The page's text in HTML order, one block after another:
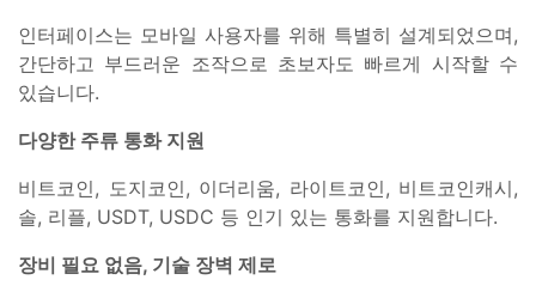
인터페이스는 모바일 사용자를 위해 특별히 설계되었으며,
간단하고 부드러운 조작으로 초보자도 빠르게 시작할 수
있습니다.
다양한 주류 통화 지원
비트코인, 도지코인, 이더리움, 라이트코인, 비트코인캐시,
솔, 리플, USDT, USDC 등 인기 있는 통화를 지원합니다.
장비 필요 없음, 기술 장벽 제로